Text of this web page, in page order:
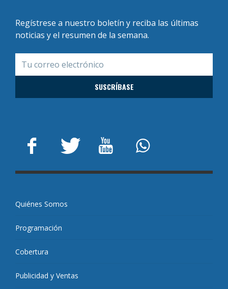
Regístrese a nuestro boletín y reciba las últimas
noticias y el resumen de la semana.
Quiénes Somos
Programación
Cobertura
Publicidad y Ventas